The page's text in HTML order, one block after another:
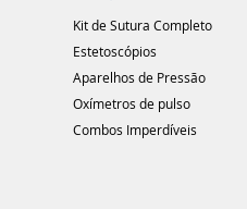
Kit de Sutura Completo
Estetoscópios
Aparelhos de Pressão
Oxímetros de pulso
Combos Imperdíveis